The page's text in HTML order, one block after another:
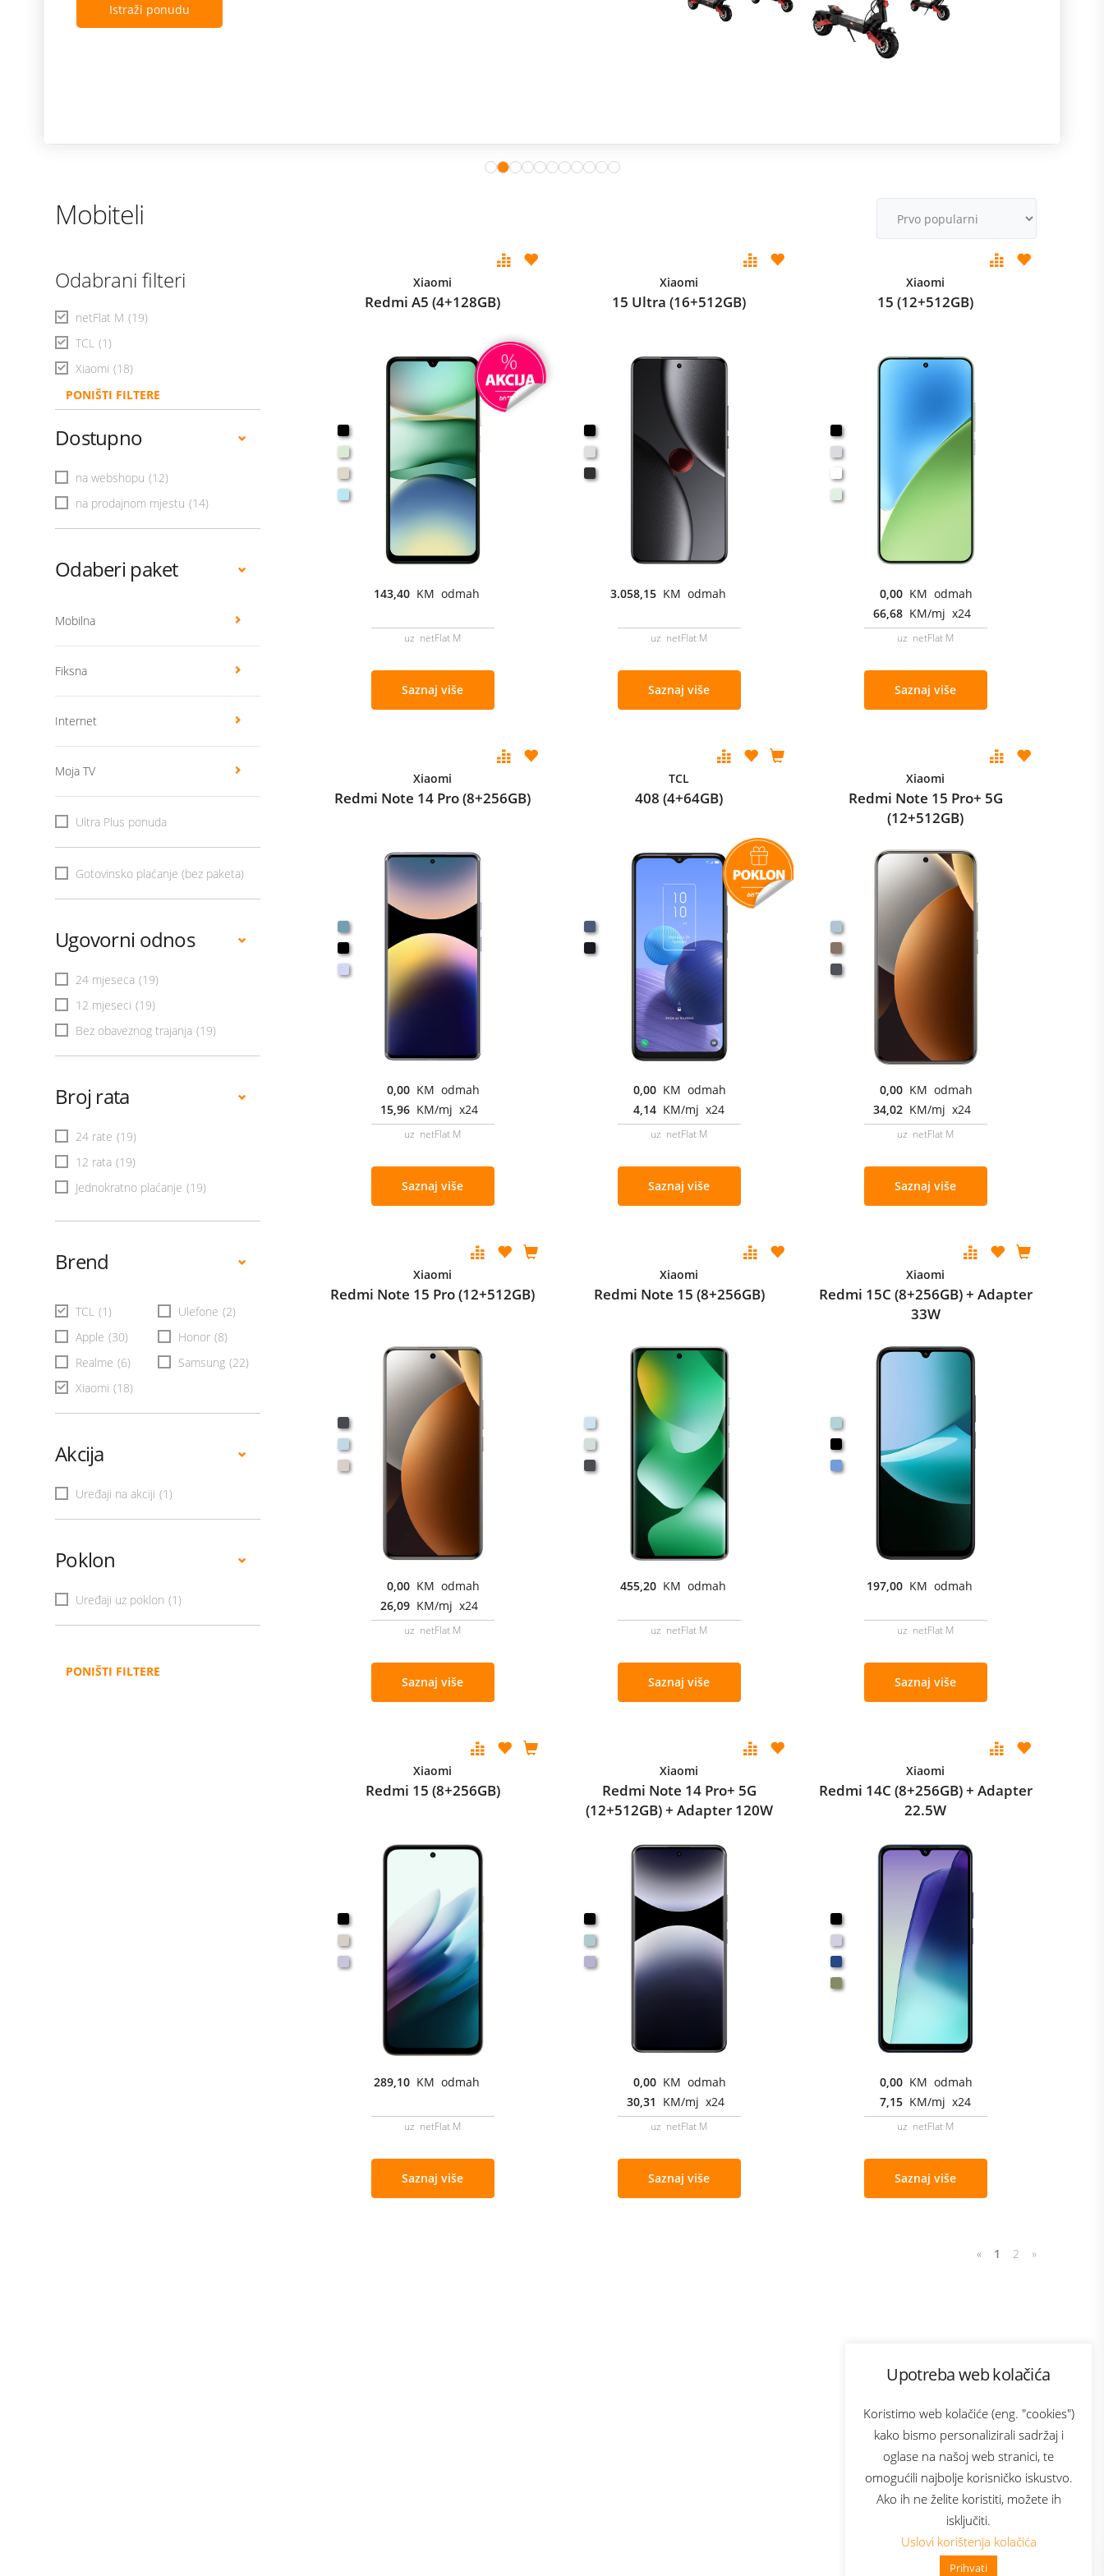
Upotreba web kolačića
Koristimo web kolačiće (eng. "cookies")
kako bismo personalizirali sadržaj i
oglase na našoj web stranici, te
omogućili najbolje korisničko iskustvo.
Ako ih ne želite koristiti, možete ih
isključiti.
Uslovi korištenja kolačića
Prihvati
👋 Zdravo, kako mogu pomoći?
Istraži ponudu
Mobiteli
Odabrani filteri
netFlat M (19)
TCL (1)
Xiaomi (18)
PONIŠTI FILTERE
Dostupno
na webshopu (12)
na prodajnom mjestu (14)
Odaberi paket
Mobilna
Fiksna
Internet
Moja TV
Ultra Plus ponuda
Gotovinsko plaćanje (bez paketa)
Ugovorni odnos
24 mjeseca (19)
12 mjeseci (19)
Bez obaveznog trajanja (19)
Broj rata
24 rate (19)
12 rata (19)
Jednokratno plaćanje (19)
Brend
TCL (1) Ulefone (2)
Apple (30) Honor (8)
Realme (6) Samsung (22)
Xiaomi (18)
Akcija
Uređaji na akciji (1)
Poklon
Uređaji uz poklon (1)
PONIŠTI FILTERE
Xiaomi
Redmi A5 (4+128GB)
143,40 KM odmah
uz netFlat M
Saznaj više
Xiaomi
15 Ultra (16+512GB)
3.058,15 KM odmah
uz netFlat M
Saznaj više
Xiaomi
15 (12+512GB)
0,00 KM odmah
66,68 KM/mj x24
uz netFlat M
Saznaj više
Xiaomi
Redmi Note 14 Pro (8+256GB)
0,00 KM odmah
15,96 KM/mj x24
uz netFlat M
Saznaj više
TCL
408 (4+64GB)
0,00 KM odmah
4,14 KM/mj x24
uz netFlat M
Saznaj više
Xiaomi
Redmi Note 15 Pro+ 5G
(12+512GB)
0,00 KM odmah
34,02 KM/mj x24
uz netFlat M
Saznaj više
Xiaomi
Redmi Note 15 Pro (12+512GB)
0,00 KM odmah
26,09 KM/mj x24
uz netFlat M
Saznaj više
Xiaomi
Redmi Note 15 (8+256GB)
455,20 KM odmah
uz netFlat M
Saznaj više
Xiaomi
Redmi 15C (8+256GB) + Adapter
33W
197,00 KM odmah
uz netFlat M
Saznaj više
Xiaomi
Redmi 15 (8+256GB)
289,10 KM odmah
uz netFlat M
Saznaj više
Xiaomi
Redmi Note 14 Pro+ 5G
(12+512GB) + Adapter 120W
0,00 KM odmah
30,31 KM/mj x24
uz netFlat M
Saznaj više
Xiaomi
Redmi 14C (8+256GB) + Adapter
22.5W
0,00 KM odmah
7,15 KM/mj x24
uz netFlat M
Saznaj više
« 1 2 »
Bonus plus
Prijava za newsletter